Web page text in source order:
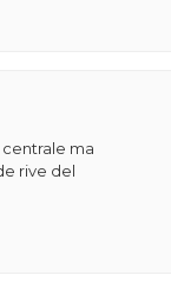
centrale ma
rive del